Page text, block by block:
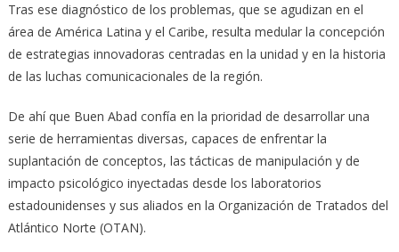
Tras ese diagnóstico de los problemas, que se agudizan en el
área de América Latina y el Caribe, resulta medular la concepción
de estrategias innovadoras centradas en la unidad y en la historia
de las luchas comunicacionales de la región.
De ahí que Buen Abad confía en la prioridad de desarrollar una
serie de herramientas diversas, capaces de enfrentar la
suplantación de conceptos, las tácticas de manipulación y de
impacto psicológico inyectadas desde los laboratorios
estadounidenses y sus aliados en la Organización de Tratados del
Atlántico Norte (OTAN).